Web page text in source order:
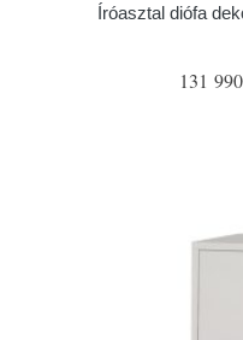
Íróasztal diófa
131